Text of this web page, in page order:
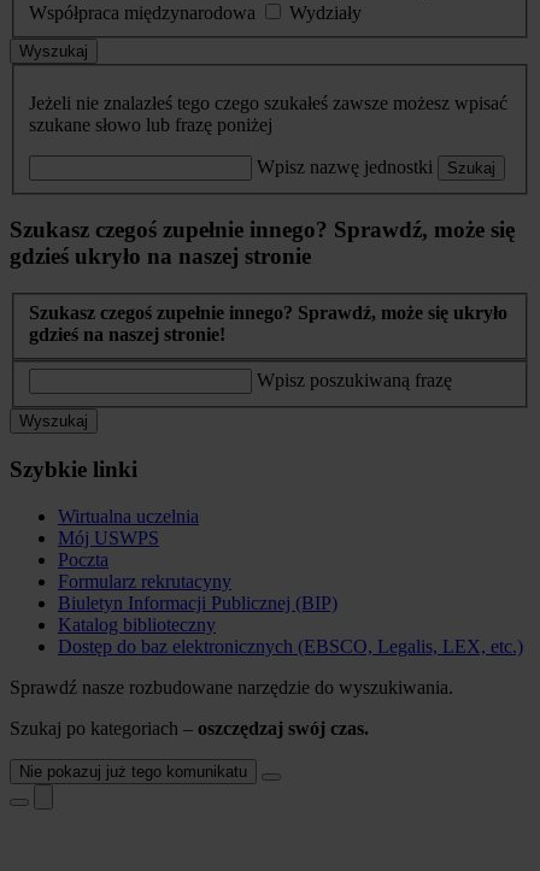
Współpraca międzynarodowa
Wydziały
Wyszukaj
Jeżeli nie znalazłeś tego czego szukałeś zawsze możesz wpisać
szukane słowo lub frazę poniżej
Wpisz nazwę jednostki Szukaj
Szukasz czegoś zupełnie innego? Sprawdź, może się
gdzieś ukryło na naszej stronie
Szukasz czegoś zupełnie innego? Sprawdź, może się ukryło
gdzieś na naszej stronie!
Wpisz poszukiwaną frazę
Wyszukaj
Szybkie linki
Wirtualna uczelnia
Mój USWPS
Poczta
Formularz rekrutacyny
Biuletyn Informacji Publicznej (BIP)
Katalog biblioteczny
Dostęp do baz elektronicznych (EBSCO, Legalis, LEX, etc.)
Sprawdź nasze rozbudowane narzędzie do wyszukiwania.
Szukaj po kategoriach – oszczędzaj swój czas.
Nie pokazuj już tego komunikatu